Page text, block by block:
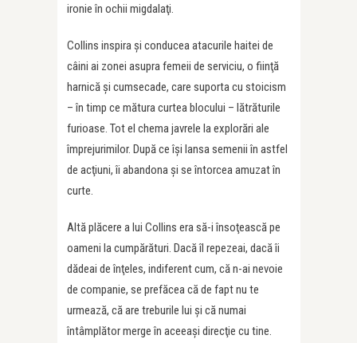
ironie în ochii migdalaţi.
Collins inspira şi conducea atacurile haitei de
câini ai zonei asupra femeii de serviciu, o fiinţă
harnică şi cumsecade, care suporta cu stoicism
– în timp ce mătura curtea blocului – lătrăturile
furioase. Tot el chema javrele la explorări ale
împrejurimilor. După ce îşi lansa semenii în astfel
de acţiuni, îi abandona şi se întorcea amuzat în
curte.
Altă plăcere a lui Collins era să-i însoţească pe
oameni la cumpărături. Dacă îl repezeai, dacă îi
dădeai de înţeles, indiferent cum, că n-ai nevoie
de companie, se prefăcea că de fapt nu te
urmează, că are treburile lui şi că numai
întâmplător merge în aceeaşi direcţie cu tine.